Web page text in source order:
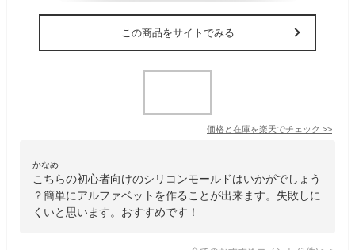
この商品をサイトでみる
価格と在庫を楽天でチェック >>
かなめ
こちらの初心者向けのシリコンモールドはいかがでしょう
？簡単にアルファベットを作ることが出来ます。失敗しに
くいと思います。おすすめです！